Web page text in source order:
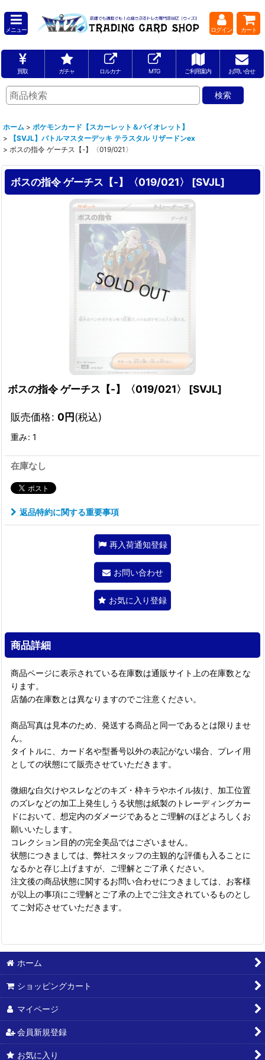
メニュー ログイン カート
買取 ガチャ ロルカナ MTG ご利用案内 お問い合せ
ホーム > ポケモンカード【スカーレット＆バイオレット】
>
【SVJL】バトルマスターデッキ テラスタル リザードンex
> ボスの指令 ゲーチス【-】〈019/021〉
ボスの指令 ゲーチス【-】〈019/021〉 [SVJL]
ボスの指令 ゲーチス【-】〈019/021〉 [SVJL]
販売価格: 0円(税込)
重み: 1
在庫なし
返品特約に関する重要事項
再入荷通知登録
お問い合わせ
お気に入り登録
商品詳細
商品ページに表示されている在庫数は通販サイト上の在庫数とな
ります。
店舗の在庫数とは異なりますのでご注意ください。
商品写真は見本のため、発送する商品と同一であるとは限りませ
ん。
タイトルに、カード名や型番号以外の表記がない場合、プレイ用
としての状態にて販売させていただきます。
微細な白欠けやスレなどのキズ・枠キラやホイル抜け、加工位置
のズレなどの加工上発生しうる状態は紙製のトレーディングカー
ドにおいて、想定内のダメージであるとご理解のほどよろしくお
願いいたします。
コレクション目的の完全美品ではございません。
状態につきましては、弊社スタッフの主観的な評価も入ることに
なるかと存じ上げますが、ご理解とご了承ください。
注文後の商品状態に関するお問い合わせにつきましては、お客様
が以上の事項にご理解とご了承の上でご注文されているものとし
てご対応させていただきます。
ホーム
ショッピングカート
マイページ
会員新規登録
お気に入り